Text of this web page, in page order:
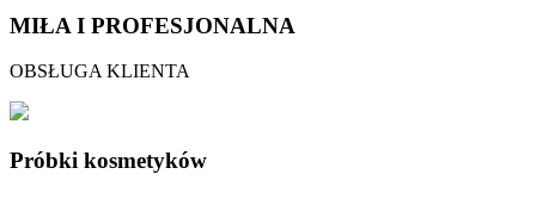
MIŁA I PROFESJONALNA
OBSŁUGA KLIENTA
Próbki kosmetyków